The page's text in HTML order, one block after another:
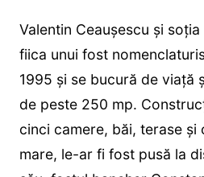
Valentin Ceaușescu și
fiica unui fost
1995 și se bucură de viață
de peste 250 mp.
cinci camere, băi, terase
mare, le-ar fi fost pusă la